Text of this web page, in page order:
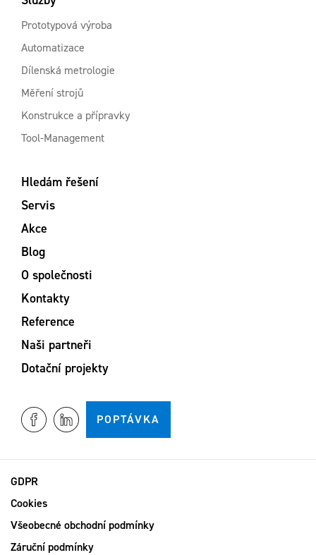
Prototypová výroba
Automatizace
Dílenská metrologie
Měření strojů
Konstrukce a přípravky
Tool-Management
Hledám řešení
Servis
Akce
Blog
O společnosti
Kontakty
Reference
Naši partneři
Dotační projekty
POPTÁVKA
GDPR
Cookies
Všeobecné obchodní podmínky
Záruční podmínky